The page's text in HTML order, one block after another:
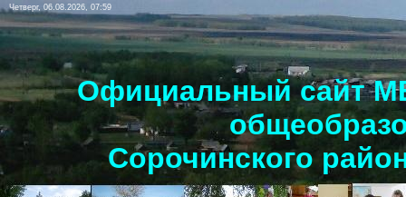
Четверг, 06.08.2026, 07:59
Официальный сайт
Сорочинского